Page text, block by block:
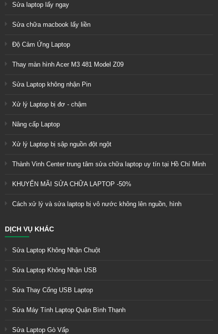
Sửa laptop lấy ngay
Sửa chữa macbook lấy liền
Độ Cảm Ứng Laptop
Thay màn hình Acer M3 481 Model Z09
Sửa Laptop không nhận Pin
Xử lý Laptop bị đơ - chậm
Nâng cấp Laptop
Xử lý Laptop bị sập nguồn đột ngột
Thành Vinh Center trung tâm sửa chữa laptop uy tín tại Hồ Chí Minh
KHUYẾN MÃI SỬA CHỮA LAPTOP -50%
Cách xử lý và sửa laptop bị vô nước không lên nguồn, hình
DỊCH VỤ KHÁC
Sửa Laptop Không Nhận Chuột
Sửa Laptop Không Nhận USB
Sửa Thay Cổng USB Laptop
Sửa Máy Tính Laptop Quận Bình Thạnh
Sửa Laptop Gò Vấp